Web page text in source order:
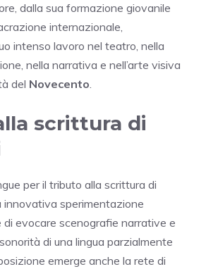
dalla sua formazione giovanile
internazionale,
intenso lavoro nel teatro, nella
nella narrativa e nell’arte visiva
del Novecento.
scrittura di
per il tributo alla scrittura di
innovativa sperimentazione
di evocare scenografie narrative e
di una lingua parzialmente
emerge anche la rete di